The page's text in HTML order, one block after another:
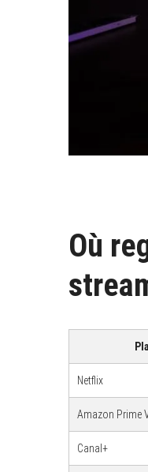
Où
Netflix
Amazon Prime
Canal+